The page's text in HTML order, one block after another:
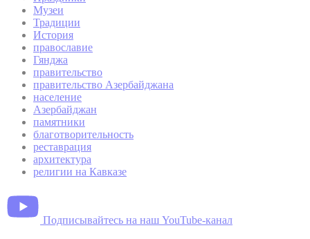
Музеи
Традиции
История
православие
Гянджа
правительство
правительство Азербайджана
население
Азербайджан
памятники
благотворительность
реставрация
архитектура
религии на Кавказе
Подписывайтесь на наш YouTube-канал